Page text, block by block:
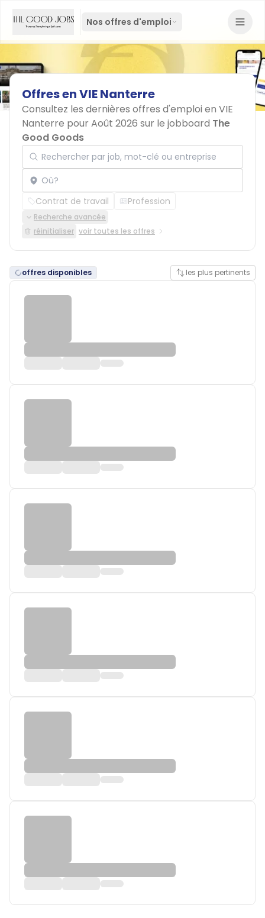
Nos offres d'emploi
OffresenVIENanterre
Consultez les dernières offres d'emploi en VIE
Nanterre pour Août 2026 sur le jobboard The
Good Goods
Rechercher par job, mot-clé ou entreprise
Localisation
Contrat de travail Profession
Recherche avancée
réinitialiser voir toutes les offres
offres disponibles les plus pertinents